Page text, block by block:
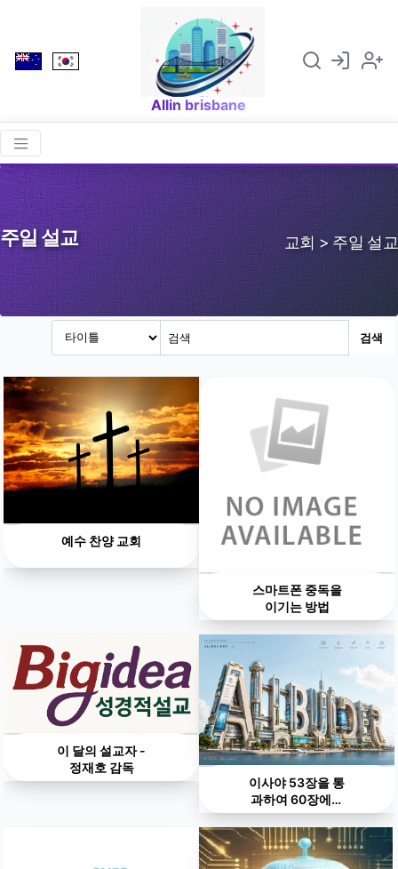
Allin brisbane
주일 설교 교회 > 주일 설교
검색
예수 찬양 교회
스마트폰 중독을
이기는 방법
이 달의 설교자 -
정재호 감독
이사야 53장을 통
과하여 60장에서
하나님 나라를 만
드는 복음 방정식
0+1=1 멀티모달